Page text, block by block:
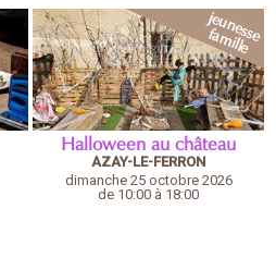
Halloween au château
AZAY-LE-FERRON
dimanche 25 octobre 2026
de 10:00 à 18:00